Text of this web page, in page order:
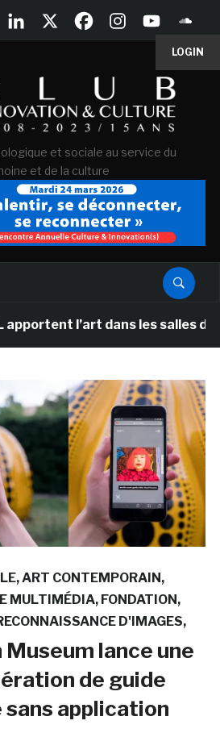
LOGIN
et sociale au service du
et de la culture
l’art dans les salles de classe
ART CONTEMPORAIN
MULTIMÉDIA FONDATION
D'IMAGES
lance une
de guide
application